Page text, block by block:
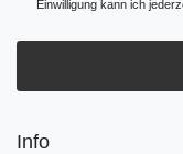
Einwilligung kann ich
Info